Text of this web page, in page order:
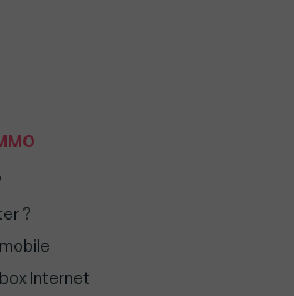
?
Internet